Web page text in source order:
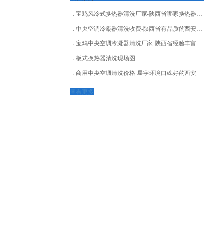
宝鸡风冷式换热器清洗厂家-陕西省哪家换热器清洗公司靠谱
中央空调冷凝器清洗收费-陕西省有品质的西安中央空调清洗公司
宝鸡中央空调冷凝器清洗厂家-陕西省经验丰富的西安中央空调清洗公司
板式换热器清洗现场图
商用中央空调清洗价格-星宇环境口碑好的西安中央空调清洗推荐
查看更多